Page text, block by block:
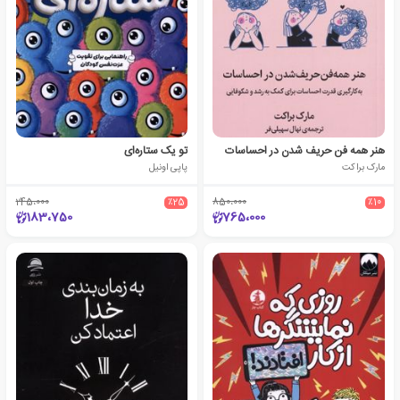
هنر همه فن حریف شدن در احساسات
مارک براکت
٪10 850،000
765،000
تو یک ستاره‌ای
پاپی اونیل
٪25 245،000
183،750